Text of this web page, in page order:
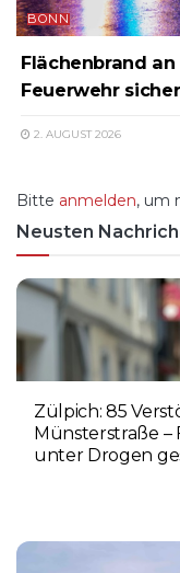
BONN
Flächenbrand
Feuerwehr
2. AUGUST 2026
Bitte anmelden, um
Neusten
Zülpich: 85
Münsterstraße –
unter Drogen